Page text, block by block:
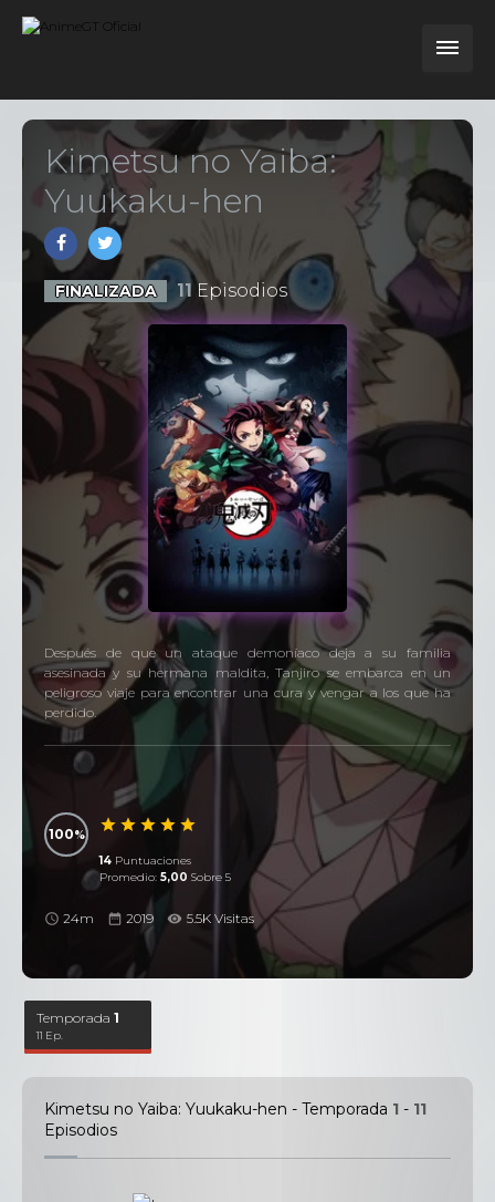
Kimetsu no Yaiba:
Yuukaku-hen
FINALIZADA 11 Episodios
Después de que un ataque demoníaco deja a su familia
asesinada y su hermana maldita, Tanjiro se embarca en un
peligroso viaje para encontrar una cura y vengar a los que ha
perdido.
100
14 Puntuaciones
Promedio: 5,00 Sobre 5
24m 2019 5.5K Visitas
Temporada1
11 Ep.
Kimetsu no Yaiba: Yuukaku-hen - Temporada 1 - 11
Episodios